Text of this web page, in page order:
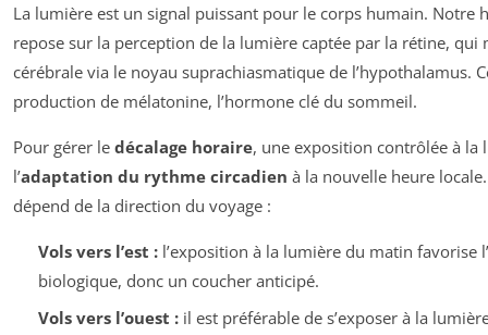
La lumière est un signal puissant pour le corps humain. Notre
repose sur la perception de la lumière captée par la rétine, qui
cérébrale via le noyau suprachiasmatique de l’hypothalamus.
production de mélatonine, l’hormone clé du sommeil.
Pour gérer le décalage horaire, une exposition contrôlée à la
l’adaptation du rythme circadien à la nouvelle heure
dépend de la direction du voyage :
Vols vers l’est :l’exposition à la lumière du matin favorise
biologique, donc un coucher anticipé.
Vols vers l’ouest :il est préférable de s’exposer à la